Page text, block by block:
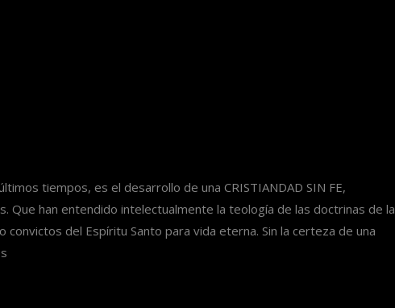
tiempos, es el desarrollo de una CRISTIANDAD SIN FE,
Que han entendido intelectualmente la teología de las doctrinas de la
convictos del Espíritu Santo para vida eterna. Sin la certeza de una